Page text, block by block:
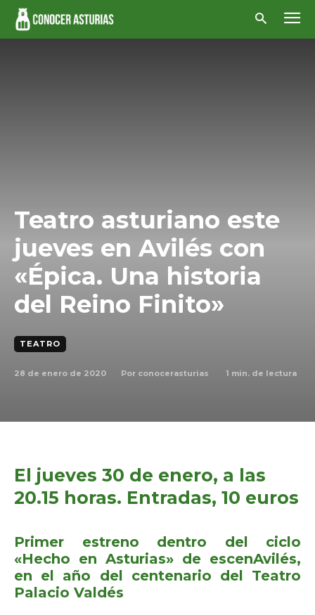
Teatro asturiano este
jueves en Avilés con
«Épica. Una historia
del Reino Finito»
TEATRO
28 de enero de 2020 Por conocerasturias 1 min. de lectura
El jueves 30 de enero, a las
20.15 horas. Entradas, 10 euros
Primer estreno dentro del ciclo
«Hecho en Asturias» de escenAvilés,
en el año del centenario del Teatro
Palacio Valdés